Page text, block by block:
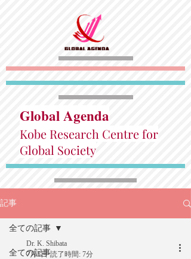
Global Agenda
Kobe Research Centre for
Global Society
記事
全ての記事
全ての記事
Dr. K. Shibata
7月5日 読了時間: 7分